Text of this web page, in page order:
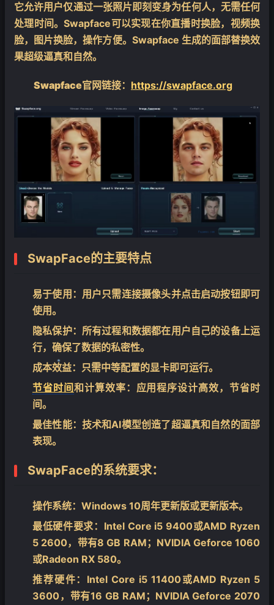
它允许用户仅通过一张照片即刻变身为任何人，无需任何
处理时间。Swapface可以实现在你直播时换脸，视频换
脸，图片换脸，操作方便。Swapface 生成的面部替换效
果超级逼真和自然。
Swapface官网链接： https://swapface.org
SwapFace的主要特点
易于使用 ：用户只需连接摄像头并点击启动按钮即可
使用。
隐私保护：所有过程和数据都在用户自己的设备上运
行，确保了数据的私密性。
成本效益：只需中等配置的显卡即可运行。
节省时间和计算效率 ：应用程序设计高效，节省时
间。
最佳性能：技术和AI模型创造了超逼真和自然的面部
表现。
SwapFace的系统要求：
操作系统：Windows 10周年更新版或更新版本。
最低硬件要求 ：Intel Core i5 9400或AMD Ryzen
5 2600，带有8 GB RAM；NVIDIA Geforce 1060
或Radeon RX 580。
推荐硬件 ：Intel Core i5 11400或AMD Ryzen 5
3600，带有16 GB RAM；NVIDIA Geforce 2070
❄